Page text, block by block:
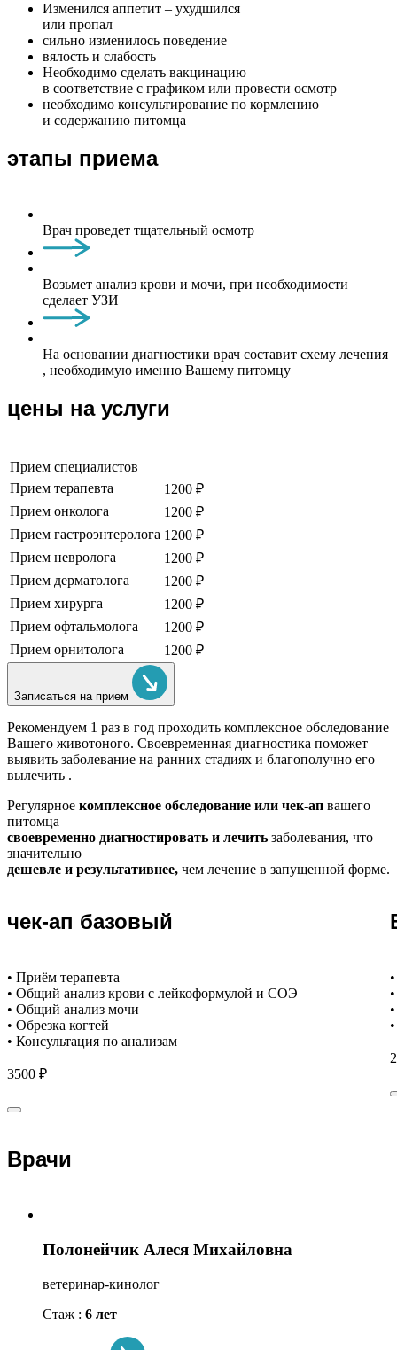
Изменился аппетит – ухудшился
или пропал
сильно изменилось поведение
вялость и слабость
Необходимо сделать вакцинацию
в соответствие с графиком или провести осмотр
необходимо консультирование по кормлению
и содержанию питомца
этапы приема
Врач проведет тщательный осмотр
Возьмет анализ крови и мочи, при необходимости
сделает УЗИ
На основании диагностики врач составит схему лечения
, необходимую именно Вашему питомцу
цены на услуги
Прием специалистов
Прием терапевта
1200 ₽
Прием онколога
1200 ₽
Прием гастроэнтеролога 1200 ₽
Прием невролога
1200 ₽
Прием дерматолога
1200 ₽
Прием хирурга
1200 ₽
Прием офтальмолога
1200 ₽
Прием орнитолога
1200 ₽
Записаться на прием
Рекомендуем 1 раз в год проходить комплексное обследование
Вашего животоного. Своевременная диагностика поможет
выявить заболевание на ранних стадиях и благополучно его
вылечить .
Регулярное комплексное обследование или чек-ап вашего
питомца
своевременно диагностировать и лечить заболевания, что
значительно
дешевле и результативнее, чем лечение в запущенной форме.
чек-ап базовый
• Приём терапевта
• Общий анализ крови с лейкоформулой и СОЭ
• Общий анализ мочи
• Обрезка когтей
• Консультация по анализам
3500 ₽
Врачи
Полонейчик Алеся Михайловна
ветеринар-кинолог
Стаж : 6 лет